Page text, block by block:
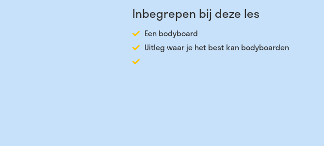
Inbegrepen bij deze les
Een bodyboard
Uitleg waar je het best kan bodyboarden